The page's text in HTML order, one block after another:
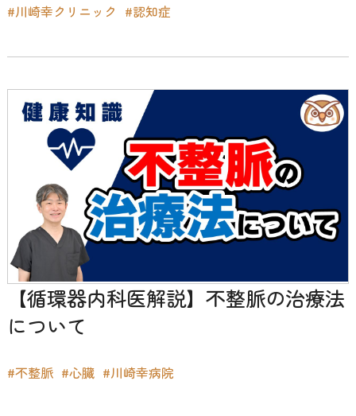
#川崎幸クリニック #認知症
【循環器内科医解説】不整脈の治療法
について
#不整脈 #心臓 #川崎幸病院